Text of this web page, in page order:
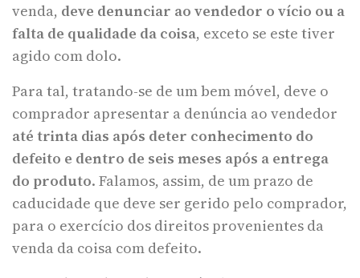
venda, deve denunciar ao vendedor o vício ou a
falta de qualidade da coisa, exceto se este tiver
agido com dolo.
Para tal, tratando-se de um bem móvel, deve o
comprador apresentar a denúncia ao vendedor
até trinta dias após deter conhecimento do
defeito e dentro de seis meses após a entrega
do produto. Falamos, assim, de um prazo de
caducidade que deve ser gerido pelo comprador,
para o exercício dos direitos provenientes da
venda da coisa com defeito.